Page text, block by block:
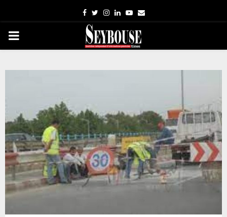
Facebook
TwitterInstagram
LinkedinYoutube
Email
PRIMARY